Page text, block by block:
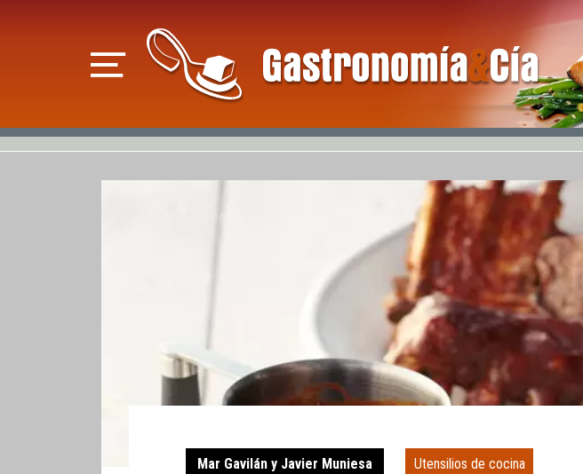
Mar Gavilán y Javier Muniesa Utensilios de cocina